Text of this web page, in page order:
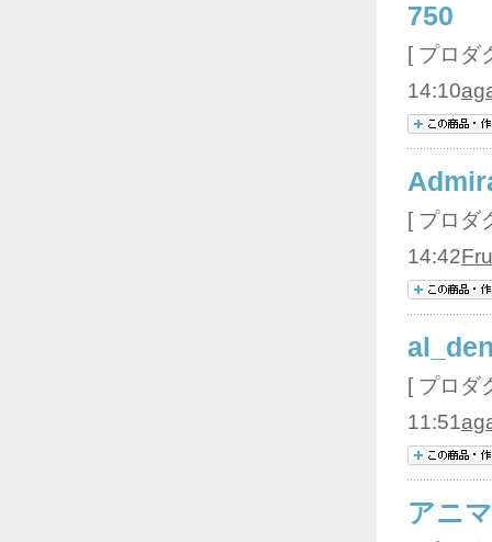
750
[ プロダ
14:10
[ プロダ
14:42
[ プロダ
11:51
アニ